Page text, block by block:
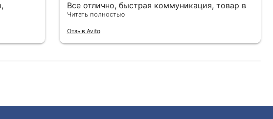
Все отлично, быстрая коммуникация, товар в
отличном состоянии.
Читать полностью
Отзыв Avito